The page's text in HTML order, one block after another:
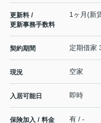
更新料 /
更新事務手数料
1ヶ月(新
契約期間 定期借家
現況 空家
入居可能日 即時
保険加入 / 料金 有 / -